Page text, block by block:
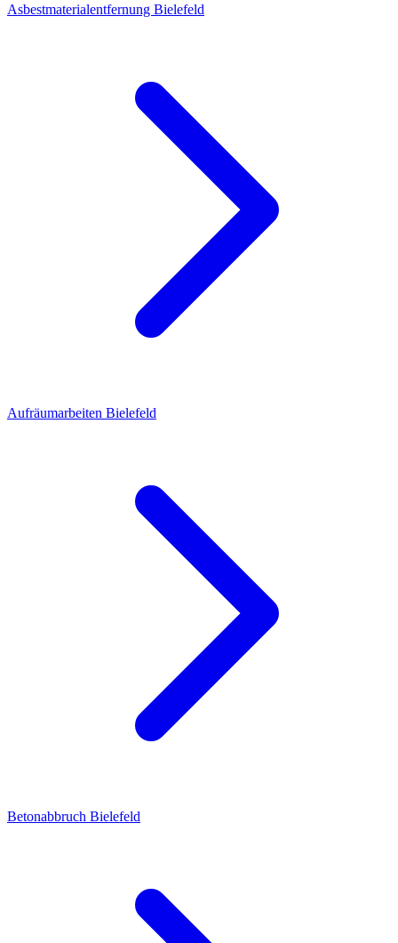
Asbestmaterialentfernung Bielefeld
Aufräumarbeiten Bielefeld
Betonabbruch Bielefeld